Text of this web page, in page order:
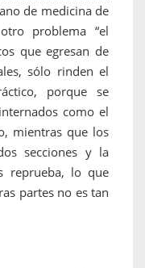
de medicina de
problema “el
que egresan de
sólo rinden el
porque se
como el
mientras que los
secciones y la
reprueba, lo que
partes no es tan